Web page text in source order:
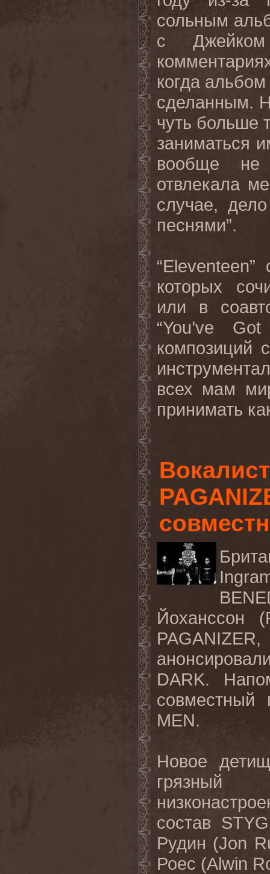
сольным
с
когда
сделанным.
чуть больше
заниматься
вообще не
отвлекала
случае,
песнями”.
которых
или в
“You’ve
композиций
всех мам
принимать
Йоханссон
DARK.
совместный
MEN.
Новое
грязный
состав
Рудин (Jon
Роес (Alwin